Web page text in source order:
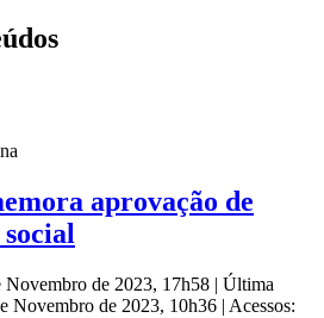
aprovação de
Novembro de 2023, 17h58 | Última
Novembro de 2023, 10h36 | Acessos: